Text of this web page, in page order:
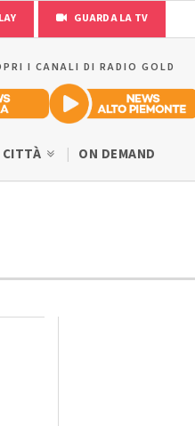
GUARDA LA TV
I CANALI DI RADIO GOLD
CITTÀ ON DEMAND